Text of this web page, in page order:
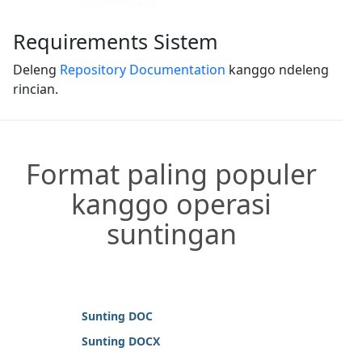
Requirements Sistem
Deleng Repository Documentation kanggo ndeleng
rincian.
Format paling populer
kanggo operasi
suntingan
Sunting DOC
Sunting DOCX